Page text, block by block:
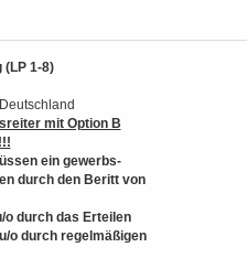
(LP 1-8)
mit Option B
ein gewerbs-
durch den Beritt von
o durch das Erteilen
o durch regelmäßigen